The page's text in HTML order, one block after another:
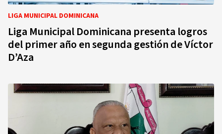
LIGA MUNICIPAL DOMINICANA
Liga Municipal Dominicana presenta logros
del primer año en segunda gestión de Víctor
D’Aza